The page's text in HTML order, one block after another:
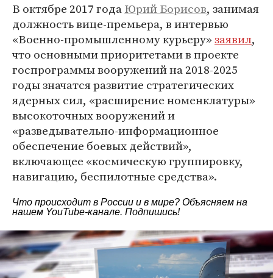
В октябре 2017 годаЮрий Борисов, занимая
должность вице-премьера, в интервью
«Военно-промышленному курьеру»заявил,
что основными приоритетами в проекте
госпрограммы вооружений на 2018-2025
годы значатся развитие стратегических
ядерных сил, «расширение номенклатуры»
высокоточных вооружений и
«разведывательно-информационное
обеспечение боевых действий»,
включающее «космическую группировку,
навигацию, беспилотные средства».
Что происходит в России и в мире? Объясняем на
нашем YouTube-канале. Подпишись!